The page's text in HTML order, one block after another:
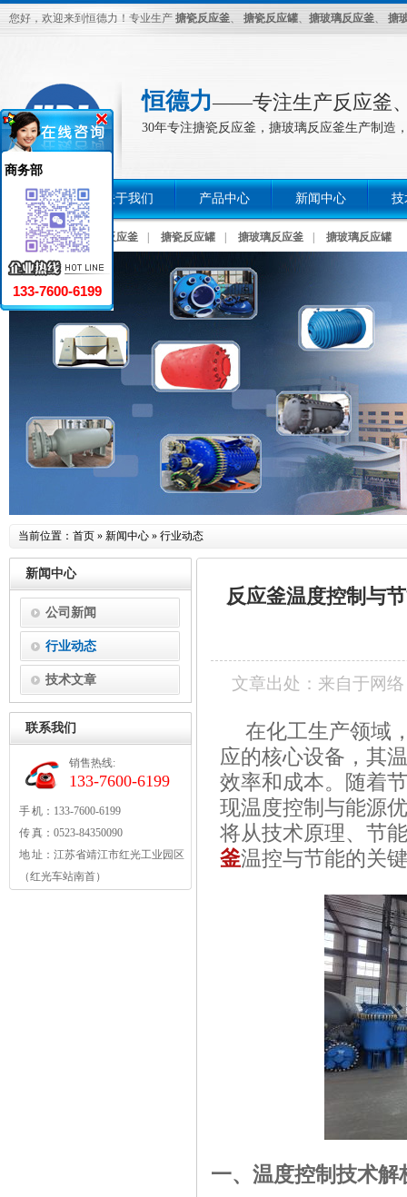
您好，欢迎来到恒德力！专业生产 搪瓷反应釜、 搪瓷反应罐、 搪玻璃反应釜、 搪
恒德力――专注生产反应釜
30年专注搪瓷反应釜，搪玻璃反应釜生产制造
首页 关于我们 产品中心 新闻中心 技
热门关键词： 搪瓷反应釜 搪瓷反应罐 搪玻璃反应釜 搪玻璃反应罐
当前位置： 首页 » 新闻中心 » 行业动态
新闻中心
公司新闻
行业动态
技术文章
联系我们
销售热线:
133-7600-6199
手 机：133-7600-6199
传 真：0523-84350090
地 址：江苏省靖江市红光工业园区
（红光车站南首）
反应釜温度控制与
文章出处：来自于网络
在化工生产领域
应的核心设备，其
效率和成本。随着
现温度控制与能源
将从技术原理、节
釜温控与节能的关
一、温度控制技术
商务部
133-7600-6199